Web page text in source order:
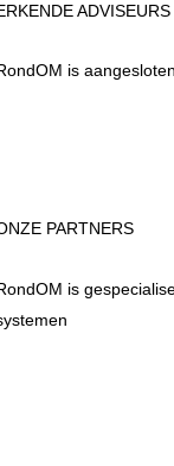
ADVISEURS
is
PARTNERS
is